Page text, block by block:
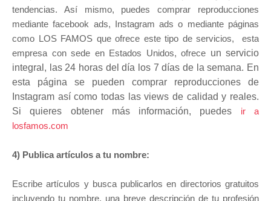
tendencias. Así mismo, puedes comprar reproducciones
mediante facebook ads, Instagram ads o mediante páginas
como LOS FAMOS que ofrece este tipo de servicios, esta
empresa con sede en Estados Unidos, ofrece un servicio
integral, las 24 horas del día los 7 días de la semana. En
esta página se pueden comprar reproducciones de
Instagram así como todas lasviews de calidad y reales.
Si quieres obtener más información, puedes
ir a
losfamos.com
4) Publica artículos a tu nombre:
Escribe artículos y busca publicarlos en directorios gratuitos
incluyendo tu nombre, una breve descripción de tu profesión